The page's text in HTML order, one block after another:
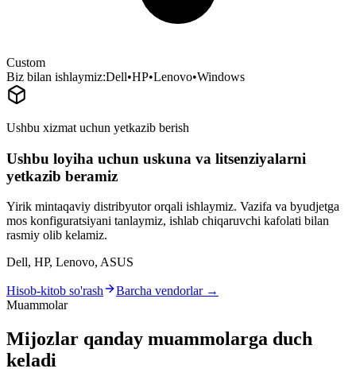
Custom
Biz bilan ishlaymiz:Dell•HP•Lenovo•Windows
Ushbu xizmat uchun yetkazib berish
Ushbu loyiha uchun uskuna va litsenziyalarni
yetkazib beramiz
Yirik mintaqaviy distribyutor orqali ishlaymiz. Vazifa va byudjetga
mos konfiguratsiyani tanlaymiz, ishlab chiqaruvchi kafolati bilan
rasmiy olib kelamiz.
Dell, HP, Lenovo, ASUS
Hisob-kitob so'rash
Barcha vendorlar →
Muammolar
Mijozlar qanday muammolarga duch
keladi